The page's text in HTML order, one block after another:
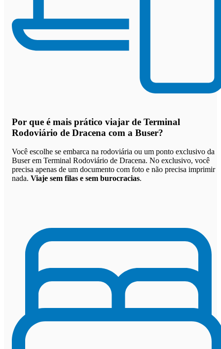
Por que é mais prático viajar de Terminal
Rodoviário de Dracena com a Buser?
Você escolhe se embarca na rodoviária ou um ponto exclusivo da
Buser em Terminal Rodoviário de Dracena. No exclusivo, você
precisa apenas de um documento com foto e não precisa imprimir
nada. Viaje sem filas e sem burocracias.